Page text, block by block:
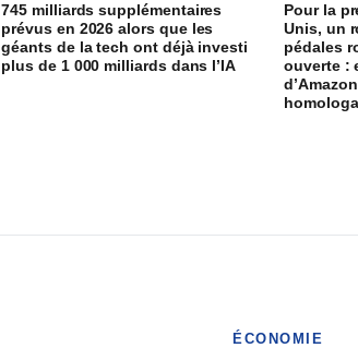
745 milliards supplémentaires
prévus en 2026 alors que les
géants de la tech ont déjà investi
plus de 1 000 milliards dans l’IA
Pour la
Unis, un
pédales
ouverte :
ÉCONOMIE